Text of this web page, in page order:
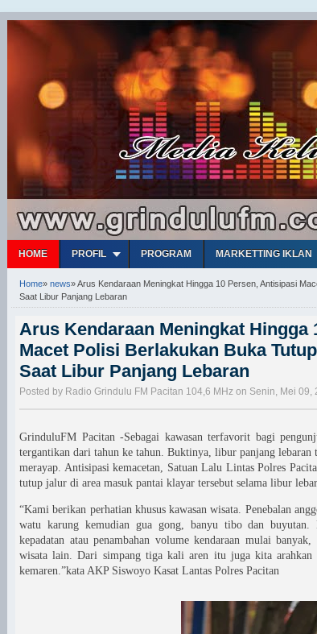
HOME PROFIL PROGRAM MARKETTING IKLAN
Home» news»Arus Kendaraan Meningkat Hingga 10 Persen, Antisipasi
Saat Libur Panjang Lebaran
Arus Kendaraan Meningkat Hingga
Macet Polisi Berlakukan Buka
Saat Libur Panjang Lebaran
Posted by Radio Grindulu FM Pacitan 104,6 MHz on Senin, Mei 09,
GrinduluFM Pacitan -Sebagai kawasan terfavorit bagi
tergantikan dari tahun ke tahun. Buktinya, libur panjang
merayap. Antisipasi kemacetan, Satuan Lalu Lintas Polres
tutup jalur di area masuk pantai klayar tersebut selama libur
“Kami berikan perhatian khusus kawasan wisata. Penebalan
watu karung kemudian gua gong, banyu tibo dan buyutan.
kepadatan atau penambahan volume kendaraan mulai
wisata lain. Dari simpang tiga kali aren itu juga kita
kemaren.”kata AKP Siswoyo Kasat Lantas Polres Pacitan